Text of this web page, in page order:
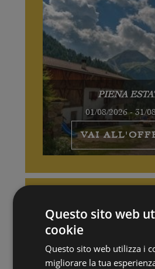
PIENA
01/08/2026 - 31/
VAI
Questo sito web
cookie
Questo sito web utilizza i
migliorare la tua